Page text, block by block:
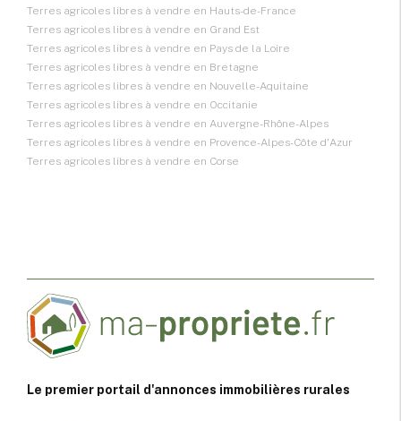
Terres agricoles libres à vendre en Hauts-de-France
Terres agricoles libres à vendre en Grand Est
Terres agricoles libres à vendre en Pays de la Loire
Terres agricoles libres à vendre en Bretagne
Terres agricoles libres à vendre en Nouvelle-Aquitaine
Terres agricoles libres à vendre en Occitanie
Terres agricoles libres à vendre en Auvergne-Rhône-Alpes
Terres agricoles libres à vendre en Provence-Alpes-Côte d'Azur
Terres agricoles libres à vendre en Corse
Le premier portail d'annonces immobilières rurales